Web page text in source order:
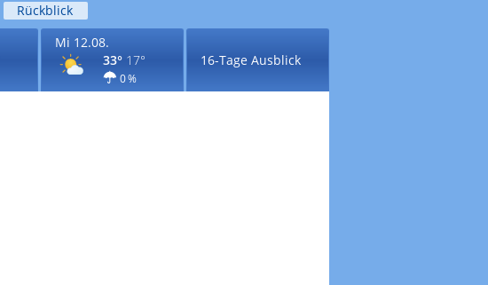
Rückblick
Mi 12.08.
33° 17°
0 %
16-Tage Ausblick